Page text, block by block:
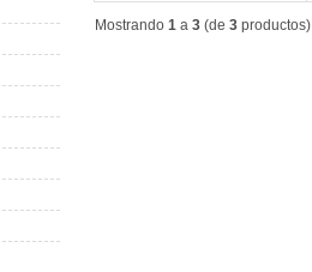
Mostrando 1 a 3 (de 3 productos)